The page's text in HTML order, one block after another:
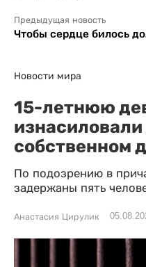
Предыдущая новость
Чтобы сердце билось
Новости мира
15-летнюю
изнасиловали
собственном
По подозрению в
задержаны пять
Анастасия Цирулик